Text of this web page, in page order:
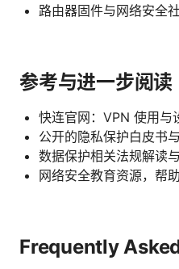
路由器固件与网络安全
参考与进一步阅读
快连官网：VPN 使用与
公开的隐私保护白皮书
数据保护相关法规解读
网络安全教育资源，帮
Frequently